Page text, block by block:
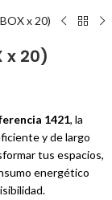
x 20)
x 20)
1421, la
y de largo
tus espacios,
energético